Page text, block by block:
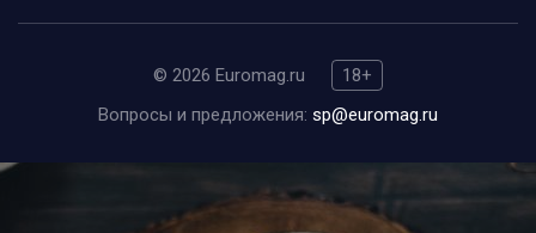
© 2026 Euromag.ru
18+
Вопросы и предложения: sp@euromag.ru